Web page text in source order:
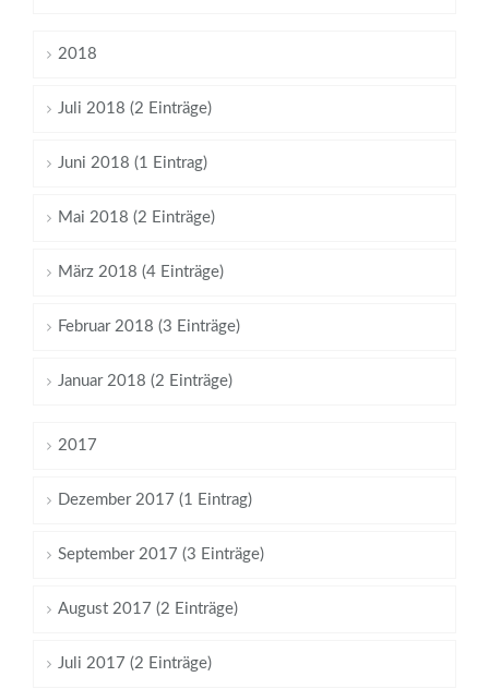
2018
Juli 2018 (2 Einträge)
Juni 2018 (1 Eintrag)
Mai 2018 (2 Einträge)
März 2018 (4 Einträge)
Februar 2018 (3 Einträge)
Januar 2018 (2 Einträge)
2017
Dezember 2017 (1 Eintrag)
September 2017 (3 Einträge)
August 2017 (2 Einträge)
Juli 2017 (2 Einträge)